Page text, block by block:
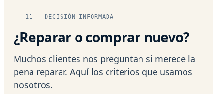
11 — DECISIÓN INFORMADA
¿Reparar o comprar nuevo?
Muchos clientes nos preguntan si merece la
pena reparar. Aquí los criterios que usamos
nosotros.